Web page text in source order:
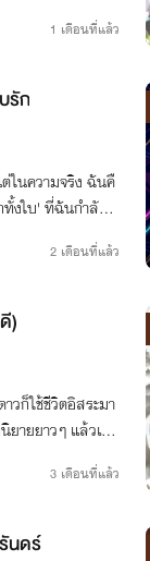
1 เดือนที่แล้ว
รัก
ในความจริง ฉันคื
งใบ' ที่ฉันกำลังจะ
2 เดือนที่แล้ว
)
วก็ใช้ชีวิตอิสระมา
ยายยาวๆ แล้วเป
3 เดือนที่แล้ว
นดร์